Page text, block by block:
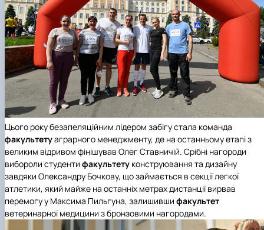
Цього року безапеляційним лідером забігу стала команда
факультетуаграрного менеджменту, де на останньому етапі з
великим відривом фінішував Олег Ставничій. Срібні нагороди
вибороли студенти факультету конструювання та дизайну
завдяки Олександру Бочкову, що займається в секції легкої
атлетики, який майже на останніх метрах дистанції вирвав
перемогу у Максима Пильгуна, залишивши факультет
ветеринарної медицини з бронзовими нагородами.